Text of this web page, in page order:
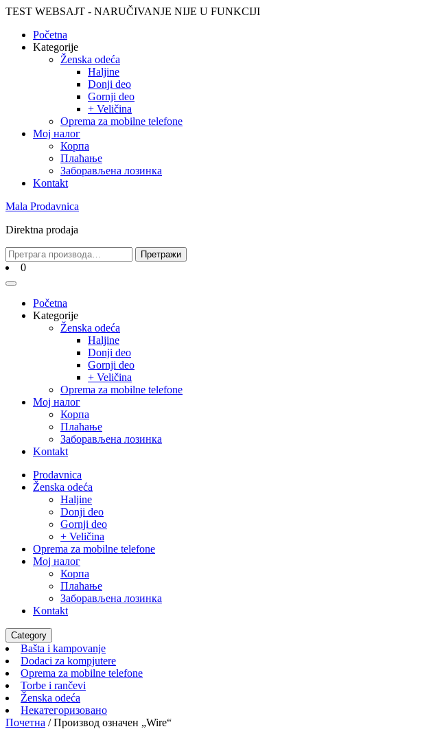
Skip
content
Skip
TEST WEBSAJT - NARUČIVANJE NIJE U FUNKCIJI
Početna
Kategorije
Ženska odeća
Haljine
Donji deo
Gornji deo
+ Veličina
Oprema za mobilne telefone
Moj налог
Корпа
Плаћање
Заборављена лозинка
Kontakt
Mala Prodavnica
Direktna prodaja
Претрага
за:
Претражи
Cart0
Open
Početna
Kategorije
Ženska odeća
Haljine
Donji deo
Gornji deo
+ Veličina
Oprema za mobilne telefone
Moj налог
Корпа
Плаћање
Заборављена лозинка
Kontakt
Close
Menu
Prodavnica
Ženska odeća
Haljine
Donji deo
Gornji deo
+ Veličina
Oprema za mobilne telefone
Moj налог
Корпа
Плаћање
Заборављена лозинка
Kontakt
Category
Bašta i kampovanjeBašta
i
kampovanje
Dodaci za kompjutereDodaci
za
Oprema za mobilne telefoneOprema
Torbe i rančevi
rančevi
Ženska odeća
odeća
НекатегоризованоНекатегоризовано
Почетна / Производ oзначен „Wire“